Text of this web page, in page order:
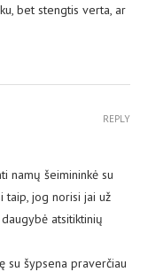
bet stengtis verta, ar
namų šeimininkė su
taip, jog norisi jai už
atsitiktinių
su šypsena praverčiau
REPLY